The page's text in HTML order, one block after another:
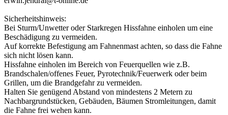
Sicherheitshinweis:
Bei Sturm/Unwetter oder Starkregen Hissfahne einholen um eine
Beschädigung zu vermeiden.
Auf korrekte Befestigung am Fahnenmast achten, so dass die Fahne
sich nicht lösen kann.
Hissfahne einholen im Bereich von Feuerquellen wie z.B.
Brandschalen/offenes Feuer, Pyrotechnik/Feuerwerk oder beim
Grillen, um die Brandgefahr zu vermeiden.
Halten Sie genügend Abstand von mindestens 2 Metern zu
Nachbargrundstücken, Gebäuden, Bäumen Stromleitungen, damit
die Fahne frei wehen kann.